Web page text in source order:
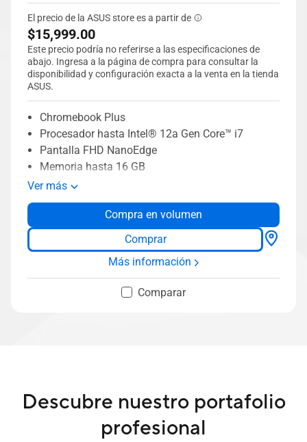
El precio de la ASUS store es a partir de
$15,999.00
Este precio podría no referirse a las especificaciones de
abajo. Ingresa a la página de compra para consultar la
disponibilidad y configuración exacta a la venta en la tienda
ASUS.
Chromebook Plus
Procesador hasta Intel® 12a Gen Core™ i7
Pantalla FHD NanoEdge
Memoria hasta 16 GB
Almacenamiento hasta 512 GB SSD
FHD webcam
Teclado completo retroiluminado
Tecnología WiFi 6
Ver más
Compra en volumen
Comprar
Más información
Comparar
Descubre nuestro portafolio
profesional